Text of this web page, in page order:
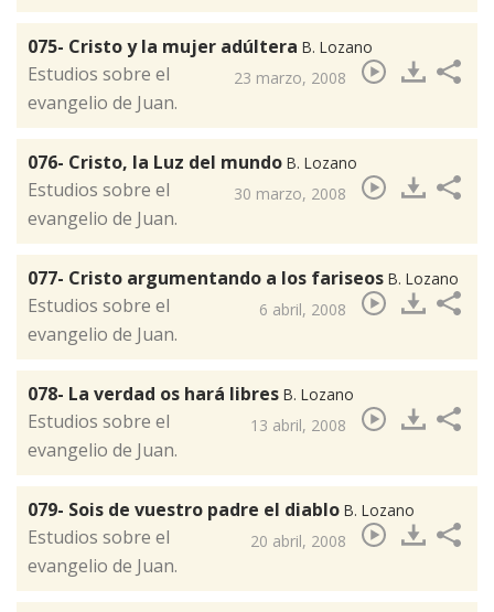
075- Cristo y la mujer adúltera B. Lozano
23 marzo, 2008
​Estudios sobre el
evangelio de Juan.
076- Cristo, la Luz del mundo B. Lozano
30 marzo, 2008
​Estudios sobre el
evangelio de Juan.
077- Cristo argumentando a los fariseos B. Lozano
6 abril, 2008
​Estudios sobre el
evangelio de Juan.
078- La verdad os hará libres B. Lozano
13 abril, 2008
​Estudios sobre el
evangelio de Juan.
079- Sois de vuestro padre el diablo B. Lozano
20 abril, 2008
​Estudios sobre el
evangelio de Juan.